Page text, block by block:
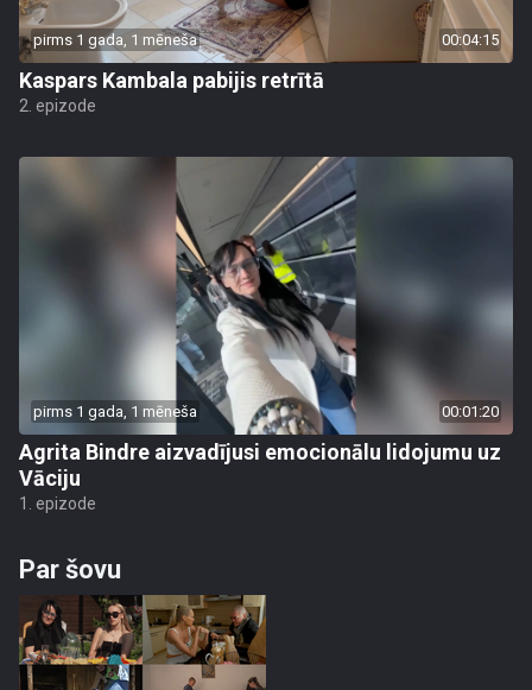
pirms 1 gada, 1 mēneša 00:04:15
Kaspars Kambala pabijis retrītā
2. epizode
pirms 1 gada, 1 mēneša 00:01:20
Agrita Bindre aizvadījusi emocionālu lidojumu uz
Vāciju
1. epizode
Par šovu